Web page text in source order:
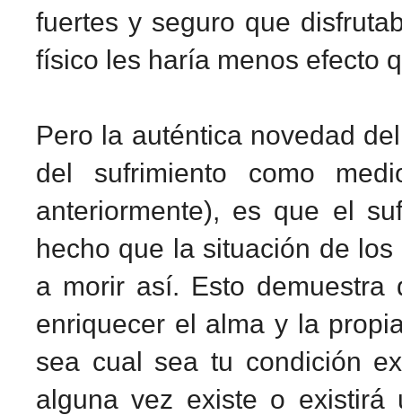
fuertes y seguro que
físico les haría menos efecto
Pero la auténtica novedad
del sufrimiento como
anteriormente), es que el
hecho que la situación de
a morir así. Esto
enriquecer el alma y la
sea cual sea tu condición
alguna vez existe o existirá